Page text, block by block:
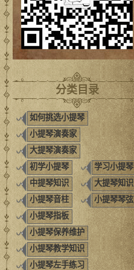
分类目录
如何挑选小提琴
小提琴演奏家
大提琴演奏家
初学小提琴
学习小提琴
中提琴知识
大提琴知识
小提琴音柱
小提琴琴弦
小提琴指板
小提琴保养维护
小提琴教学知识
小提琴左手练习